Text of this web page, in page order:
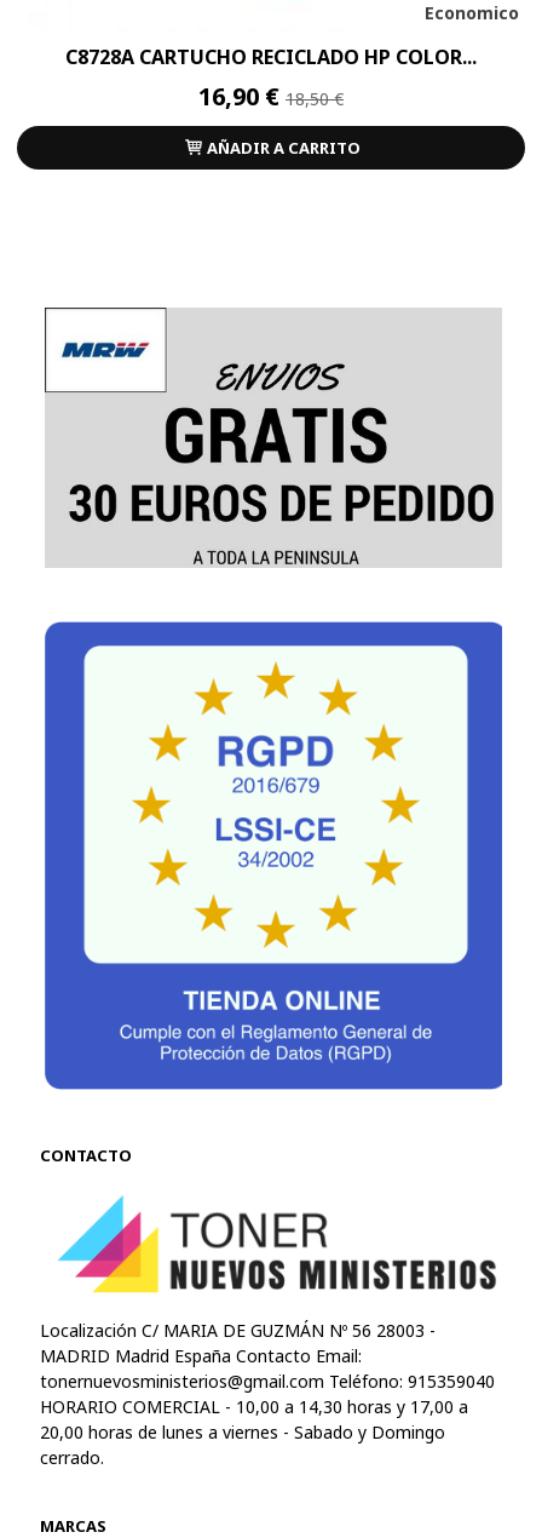
CONTACTO
Localización C/ MARIA DE GUZMÁN Nº 56 28003 -
MADRID Madrid España Contacto Email:
tonernuevosministerios@gmail.com Teléfono: 915359040
HORARIO COMERCIAL - 10,00 a 14,30 horas y 17,00 a
20,00 horas de lunes a viernes - Sabado y Domingo
cerrado.
MARCAS
Economico
C8728A CARTUCHO RECICLADO HP COLOR...
16,90 € 18,50 €
AÑADIR A CARRITO